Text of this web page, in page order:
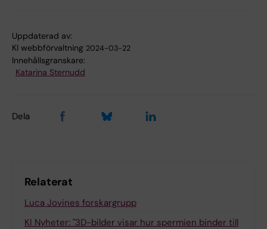
Uppdaterad av:
KI webbförvaltning 2024-03-22
Innehållsgranskare:
Katarina Sternudd
Dela
Relaterat
Luca Jovines forskargrupp
KI Nyheter: "3D-bilder visar hur spermien binder till